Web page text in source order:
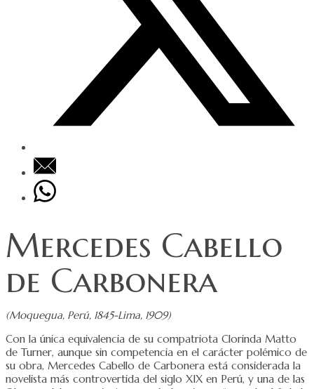
Mercedes Cabello
de Carbonera
(Moquegua, Perú, 1845-Lima, 1909)
Con la única equivalencia de su compatriota Clorinda Matto
de Turner, aunque sin competencia en el carácter polémico de
su obra, Mercedes Cabello de Carbonera está considerada la
novelista más controvertida del siglo XIX en Perú, y una de las